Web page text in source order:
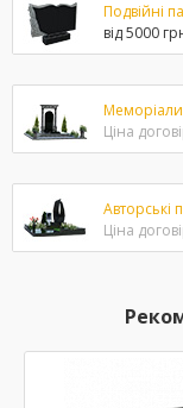
Подвійні
від 5000
Меморіали
Ціна
Авторські
Ціна